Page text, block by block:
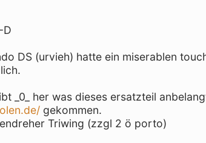
D
DS (urvieh) hatte ein miserablen
_0_ her was dieses ersatzteil
gekommen.
Triwing (zzgl 2 ö porto)